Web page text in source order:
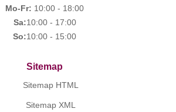
Mo-Fr: 10:00 - 18:00
Sa:10:00 - 17:00
So:10:00 - 15:00
Sitemap
Sitemap HTML
Sitemap XML